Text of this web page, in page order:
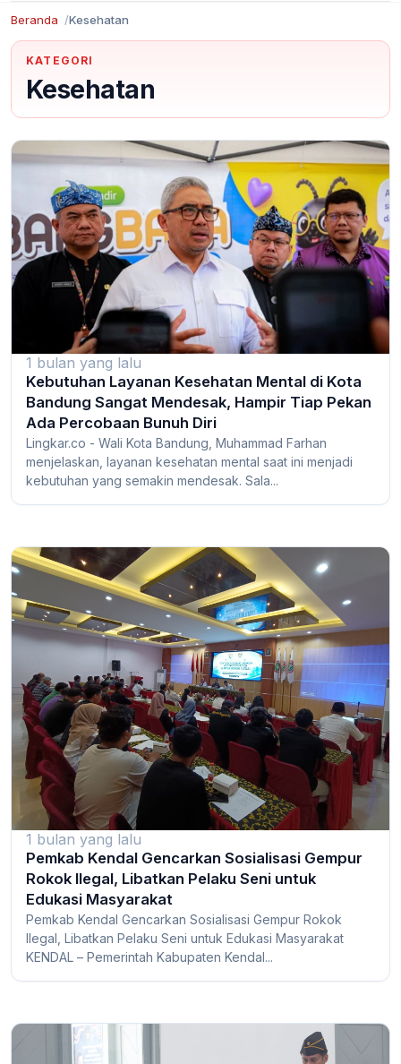
Beranda Kesehatan
KATEGORI
Kesehatan
1 bulan yang lalu
Kebutuhan Layanan Kesehatan Mental di Kota
Bandung Sangat Mendesak, Hampir Tiap Pekan
Ada Percobaan Bunuh Diri
Lingkar.co - Wali Kota Bandung, Muhammad Farhan
menjelaskan, layanan kesehatan mental saat ini menjadi
kebutuhan yang semakin mendesak. Sala...
1 bulan yang lalu
Pemkab Kendal Gencarkan Sosialisasi Gempur
Rokok Ilegal, Libatkan Pelaku Seni untuk
Edukasi Masyarakat
Pemkab Kendal Gencarkan Sosialisasi Gempur Rokok
Ilegal, Libatkan Pelaku Seni untuk Edukasi Masyarakat
KENDAL – Pemerintah Kabupaten Kendal...